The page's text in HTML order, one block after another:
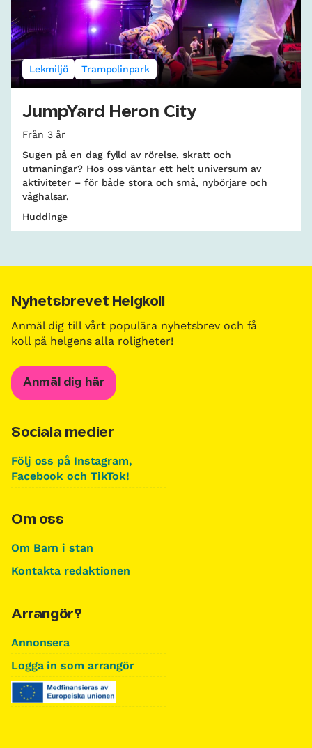
Lekmiljö Trampolinpark
JumpYard Heron City
Från 3 år
Sugen på en dag fylld av rörelse, skratt och
utmaningar? Hos oss väntar ett helt universum av
aktiviteter – för både stora och små, nybörjare och
våghalsar.
Huddinge
Nyhetsbrevet Helgkoll
Anmäl dig till vårt populära nyhetsbrev och få
koll på helgens alla roligheter!
Anmäl dig här
Sociala medier
Följ oss på Instagram,
Facebook och TikTok!
Om oss
Om Barn i stan
Kontakta redaktionen
Arrangör?
Annonsera
Logga in som arrangör